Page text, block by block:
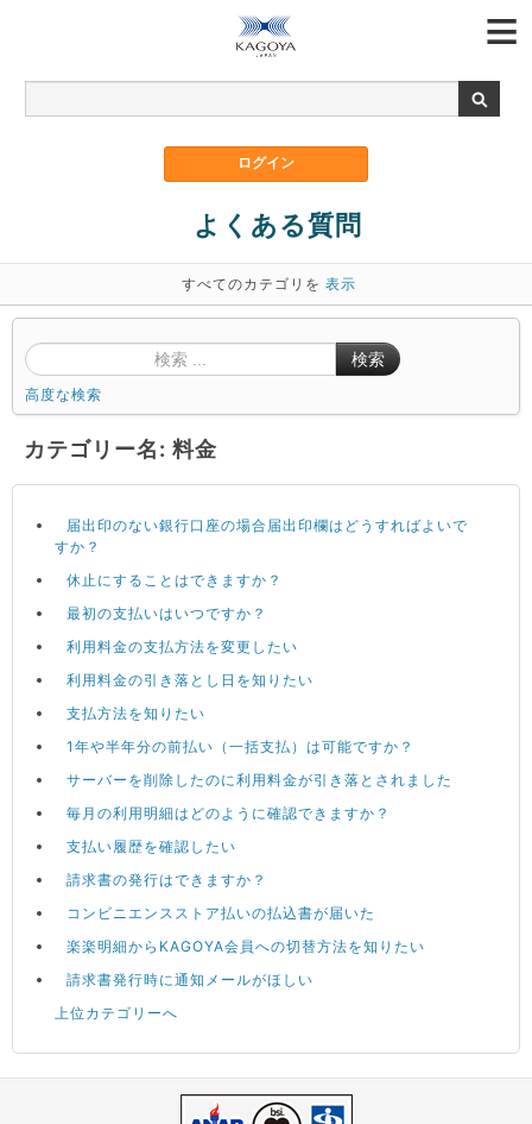
よくある質問
すべてのカテゴリを 表示
検索
高度な検索
カテゴリー名: 料金
届出印のない銀行口座の場合届出印欄はどうすればよいで
すか？
休止にすることはできますか？
最初の支払いはいつですか？
利用料金の支払方法を変更したい
利用料金の引き落とし日を知りたい
支払方法を知りたい
1年や半年分の前払い（一括支払）は可能ですか？
サーバーを削除したのに利用料金が引き落とされました
毎月の利用明細はどのように確認できますか？
支払い履歴を確認したい
請求書の発行はできますか？
コンビニエンスストア払いの払込書が届いた
楽楽明細からKAGOYA会員への切替方法を知りたい
請求書発行時に通知メールがほしい
上位カテゴリーへ